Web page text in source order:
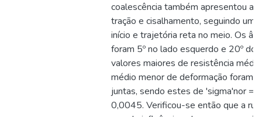
coalescência também apresentou
tração e cisalhamento, seguindo
início e trajetória reta no meio. Os
foram 5º no lado esquerdo e 20º do
valores maiores de resistência
médio menor de deformação foram
juntas, sendo estes de 'sigma'nor =
0,0045. Verificou-se então que a